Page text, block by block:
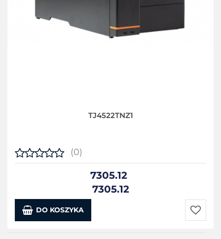
TJ4522TNZ1
(0)
7305.12
7305.12
DO KOSZYKA
Do